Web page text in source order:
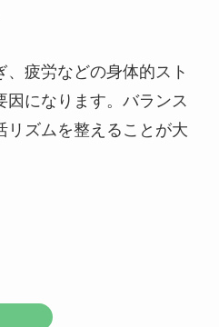
、疲労などの身体的スト
因になります。バランス
リズムを整えることが大